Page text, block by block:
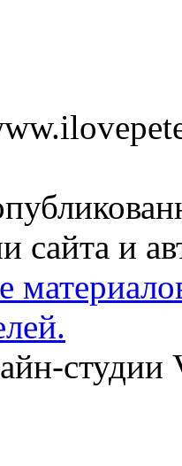
сайта и
студии